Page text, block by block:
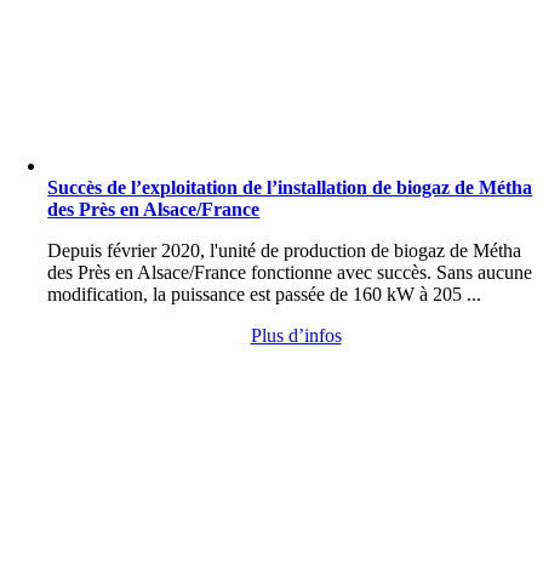
Succès de l’exploitation de l’installation de biogaz de Métha
des Près en Alsace/France
Depuis février 2020, l'unité de production de biogaz de Métha
des Près en Alsace/France fonctionne avec succès. Sans aucune
modification, la puissance est passée de 160 kW à 205 ...
Plus d’infos